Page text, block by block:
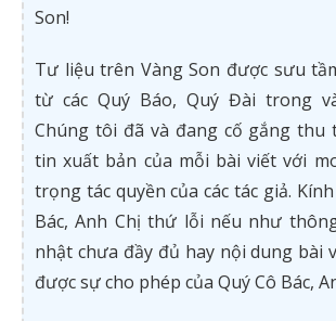
Son!
Tư liệu trên Vàng Son được sưu
từ các Quý Báo, Quý Đài trong
Chúng tôi đã và đang cố gắng thu
tin xuất bản của mỗi bài viết với
trọng tác quyền của các tác giả.
Bác, Anh Chị thứ lỗi nếu như
nhật chưa đầy đủ hay nội dung bài
được sự cho phép của Quý Cô Bác,